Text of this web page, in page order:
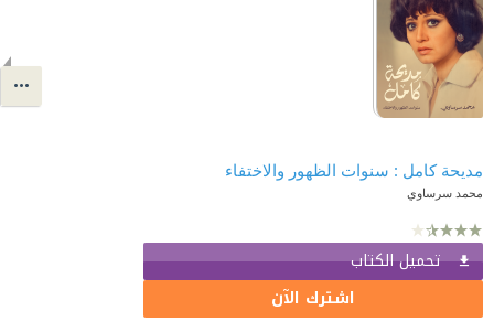
مديحة كامل : سنوات الظهور والاختفاء
محمد سرساوي
تحميل الكتاب
اشترك الآن